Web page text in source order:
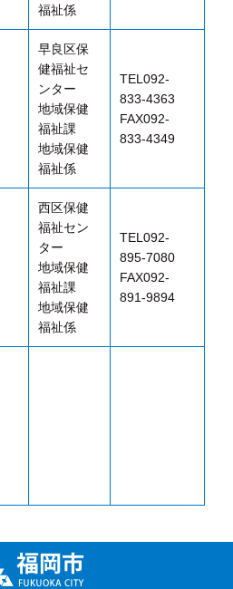
福祉係
早良区保
健福祉セ
ンター
地域保健
福祉課
地域保健
福祉係
TEL092-
833-4363
FAX092-
833-4349
西区保健
福祉セン
ター
地域保健
福祉課
地域保健
福祉係
TEL092-
895-7080
FAX092-
891-9894